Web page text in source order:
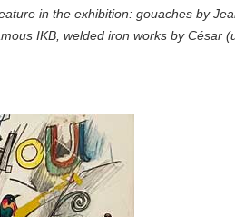
in the exhibition: gouaches by
IKB, welded iron works by César